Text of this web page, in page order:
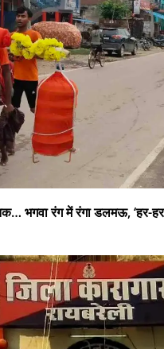
भगवा रंग में रंगा डलमऊ, ‘हर-